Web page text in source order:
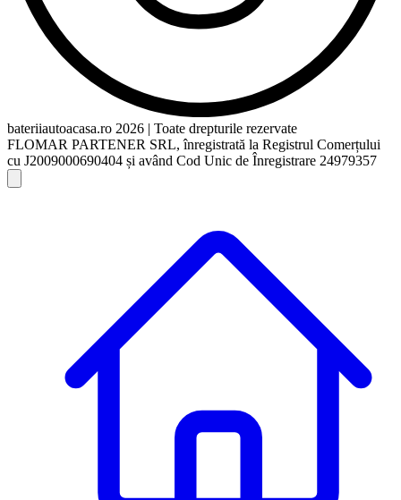
bateriiautoacasa.ro 2026 | Toate drepturile rezervate
FLOMAR PARTENER SRL, înregistrată la Registrul Comerțului
cu J2009000690404 și având Cod Unic de Înregistrare 24979357